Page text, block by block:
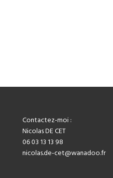
Contactez-moi :
Nicolas DE CET
06 03 13 13 98
nicolas.de-cet@wanadoo.fr